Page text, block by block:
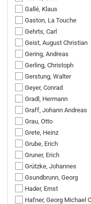
Gallé, Klaus
Gaston, La Touche
Gehrts, Carl
Geist, August Christian
Gering, Andreas
Gerling, Christoph
Gerstung, Walter
Geyer, Conrad
Gradl, Hermann
Graff, Johann Andreas
Grau, Otto
Grete, Heinz
Grube, Erich
Gruner, Erich
Grützke, Johannes
Gsundbrunn, Georg
Hader, Ernst
Hafner, Georg Michael